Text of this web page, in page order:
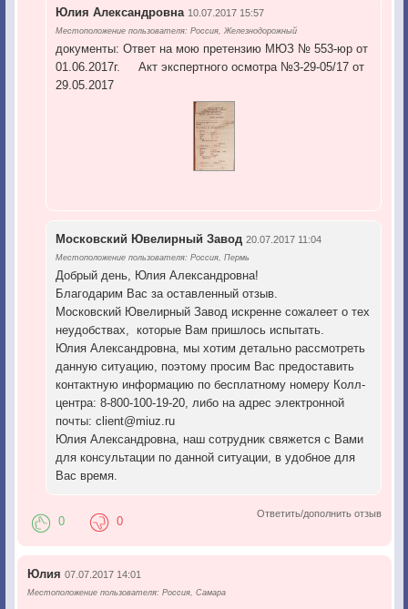
Юлия Александровна 10.07.2017 15:57
Местоположение пользователя: Россия, Железнодорожный
документы: Ответ на мою претензию МЮЗ № 553-юр от
01.06.2017г. Акт экспертного осмотра №3-29-05/17 от
29.05.2017
Московский Ювелирный Завод 20.07.2017 11:04
Местоположение пользователя: Россия, Пермь
Добрый день, Юлия Александровна!
Благодарим Вас за оставленный отзыв.
Московский Ювелирный Завод искренне сожалеет о тех
неудобствах, которые Вам пришлось испытать.
Юлия Александровна, мы хотим детально рассмотреть
данную ситуацию, поэтому просим Вас предоставить
контактную информацию по бесплатному номеру Колл-
центра: 8-800-100-19-20, либо на адрес электронной
почты: client@miuz.ru
Юлия Александровна, наш сотрудник свяжется с Вами
для консультации по данной ситуации, в удобное для
Вас время.
Ответить/дополнить отзыв
0 0
Юлия 07.07.2017 14:01
Местоположение пользователя: Россия, Самара